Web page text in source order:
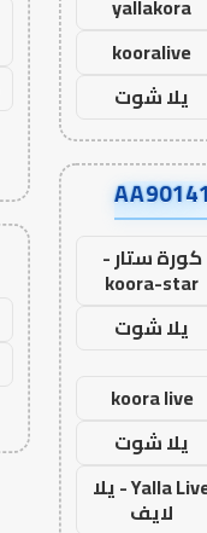
kooralive
يلا شوت
كورة ستار -
koora-star
يلا شوت
koora live
يلا شوت
Yalla Live - يلا
لايف